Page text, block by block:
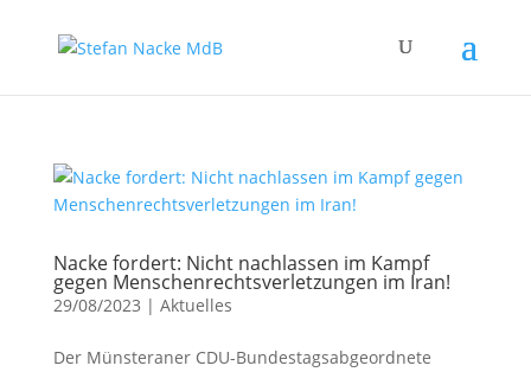
Nacke fordert: Nicht nachlassen im Kampf
gegen Menschenrechtsverletzungen im Iran!
29/08/2023 | Aktuelles
Der Münsteraner CDU-Bundestagsabgeordnete